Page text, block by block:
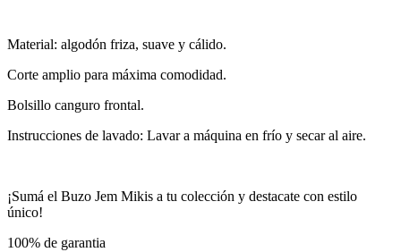
Material: algodón friza, suave y cálido.
Corte amplio para máxima comodidad.
Bolsillo canguro frontal.
Instrucciones de lavado: Lavar a máquina en frío y secar al aire.
¡Sumá el Buzo Jem Mikis a tu colección y destacate con estilo
único!
100% de garantia